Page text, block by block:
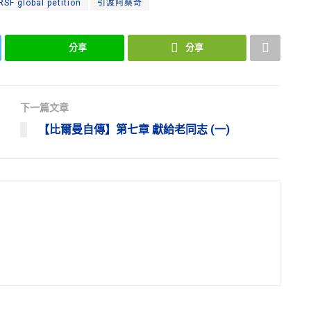
global petition 引渡阿桑奇
分享 分享
下一篇文章
【比爾曼自傳】第七章 獻給老同志 (一)